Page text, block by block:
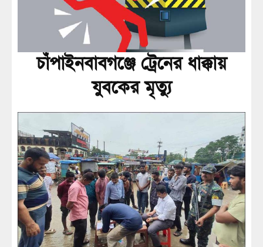
চাঁপাইনবাবগঞ্জে ট্রেনের ধাক্কায়
যুবকের মৃত্যু